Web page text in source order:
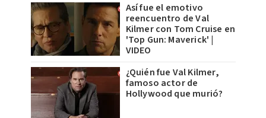
Así fue el emotivo
reencuentro de Val
Kilmer con Tom Cruise en
'Top Gun: Maverick' |
VIDEO
¿Quién fue Val Kilmer,
famoso actor de
Hollywood que murió?